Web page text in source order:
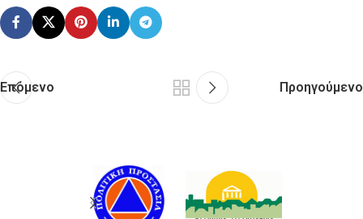
Επόμενο Προηγούμενο